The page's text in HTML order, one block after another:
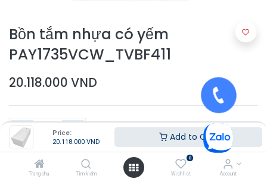
Price:
20.118.000 VND Add to Cart
Trang chủ Tìm kiếm
0
Wishlist Account
Bồn tắm nhựa có yếm
PAY1735VCW_TVBF411
20.118.000 VND
Thêm vào giỏ hàng